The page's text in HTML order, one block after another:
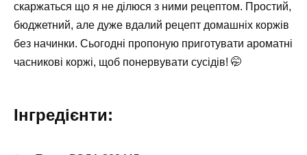
скаржаться що я не ділюся з ними рецептом. Простий,
бюджетний, але дуже вдалий рецепт домашніх коржів
без начинки. Сьогодні пропоную приготувати ароматні
часникові коржі, щоб понервувати сусідів! 🤭
Інгредієнти: